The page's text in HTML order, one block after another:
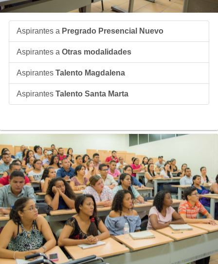
Aspirantes a Pregrado Presencial Nuevo
Aspirantes a Otras modalidades
Aspirantes Talento Magdalena
Aspirantes Talento Santa Marta